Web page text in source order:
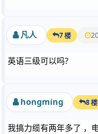
凡人 7 楼
英语三级可以吗?
hongming 8 楼
我搞力缆有两年多了 ，